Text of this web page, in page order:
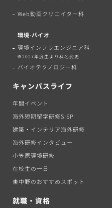
Web動画クリエイター科
環境‧バイオ
環境インフラエンジニア科
※2027年度生より科名変更
バイオテクノロジー科
キャンパスライフ
年間イベント
海外短期留学研修SISP
建築・インテリア海外研修
海外研修インタビュー
小笠原環境研修
在校生の一日
東中野のおすすめスポット
就職・資格